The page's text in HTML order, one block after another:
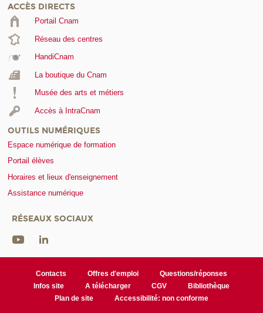
ACCÈS DIRECTS
Portail Cnam
Réseau des centres
HandiCnam
La boutique du Cnam
Musée des arts et métiers
Accès à IntraCnam
OUTILS NUMÉRIQUES
Espace numérique de formation
Portail élèves
Horaires et lieux d'enseignement
Assistance numérique
RÉSEAUX SOCIAUX
Contacts Offres d'emploi
Questions/réponses
Infos site
A télécharger CGV
Bibliothèque
Plan de site
Accessibilité: non conforme